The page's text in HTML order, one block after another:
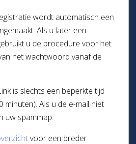
wordt automatisch een
Als u later een
u de procedure voor het
het wachtwoord vanaf de
is slechts een beperkte tijd
minuten). Als u de e-mail niet
uw spammap.
voor een breder